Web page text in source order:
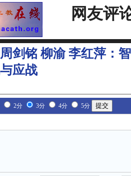
网友评
周剑铭 柳渝 李红萍：
应战
2分 3分 4分 5分